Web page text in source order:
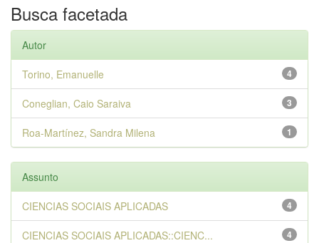
Busca facetada
Autor
4
Torino, Emanuelle
3
Coneglian, Caio Saraiva
1
Roa-Martínez, Sandra Milena
Assunto
4
CIENCIAS SOCIAIS APLICADAS
4
CIENCIAS SOCIAIS APLICADAS::CIENC...